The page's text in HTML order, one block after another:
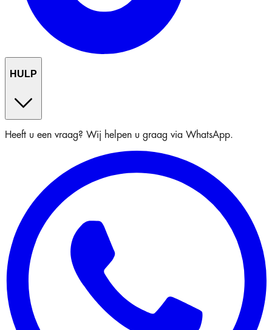
HULP
Heeft u een vraag? Wij helpen u graag via WhatsApp.